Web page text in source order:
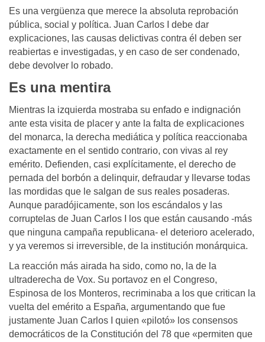
Es una vergüenza que merece la absoluta reprobación
pública, social y política. Juan Carlos I debe dar
explicaciones, las causas delictivas contra él deben ser
reabiertas e investigadas, y en caso de ser condenado,
debe devolver lo robado.
Es una mentira
Mientras la izquierda mostraba su enfado e indignación
ante esta visita de placer y ante la falta de explicaciones
del monarca, la derecha mediática y política reaccionaba
exactamente en el sentido contrario, con vivas al rey
emérito. Defienden, casi explícitamente, el derecho de
pernada del borbón a delinquir, defraudar y llevarse todas
las mordidas que le salgan de sus reales posaderas.
Aunque paradójicamente, son los escándalos y las
corruptelas de Juan Carlos I los que están causando -más
que ninguna campaña republicana- el deterioro acelerado,
y ya veremos si irreversible, de la institución monárquica.
La reacción más airada ha sido, como no, la de la
ultraderecha de Vox. Su portavoz en el Congreso,
Espinosa de los Monteros, recriminaba a los que critican la
vuelta del emérito a España, argumentando que fue
justamente Juan Carlos I quien «pilotó» los consensos
democráticos de la Constitución del 78 que «permiten que